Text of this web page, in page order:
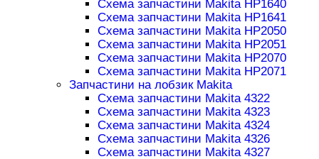
Схема запчастини Makita HP1640
Схема запчастини Makita HP1641
Схема запчастини Makita HP2050
Схема запчастини Makita HP2051
Схема запчастини Makita HP2070
Схема запчастини Makita HP2071
Запчастини на лобзик Makita
Схема запчастини Makita 4322
Схема запчастини Makita 4323
Схема запчастини Makita 4324
Схема запчастини Makita 4326
Схема запчастини Makita 4327